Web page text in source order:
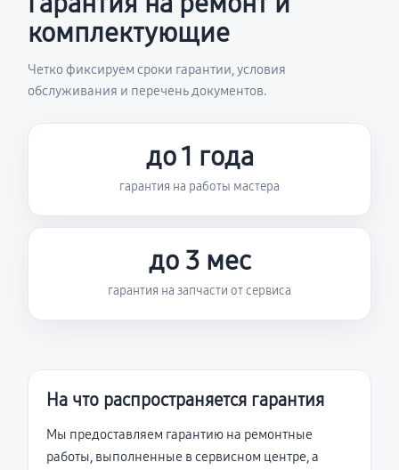
комплектующие
Четко фиксируем сроки гарантии, условия
обслуживания и перечень документов.
до 1 года
гарантия на работы мастера
до 3 мес
гарантия на запчасти от сервиса
На что распространяется гарантия
Мы предоставляем гарантию на ремонтные
работы, выполненные в сервисном центре, а